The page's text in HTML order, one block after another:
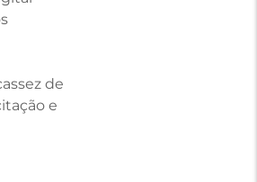
de
e